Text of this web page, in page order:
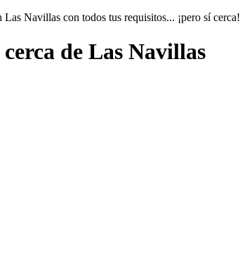
Navillas con todos tus requisitos... ¡pero sí cerca!
de Las Navillas